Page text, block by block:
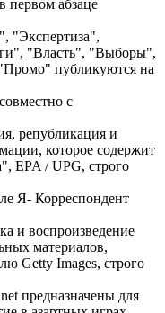
первом абзаце
"Экспертиза",
"Власть", "Выборы",
публикуются на
с
републикация и
которое содержит
EPA / UPG, строго
Я- Корреспондент
и воспроизведение
материалов,
Getty Images, строго
предназначены для